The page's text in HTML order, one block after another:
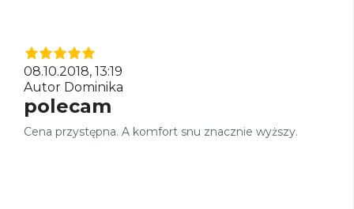
08.10.2018, 13:19
Autor Dominika
polecam
Cena przystępna. A komfort snu znacznie wyższy.